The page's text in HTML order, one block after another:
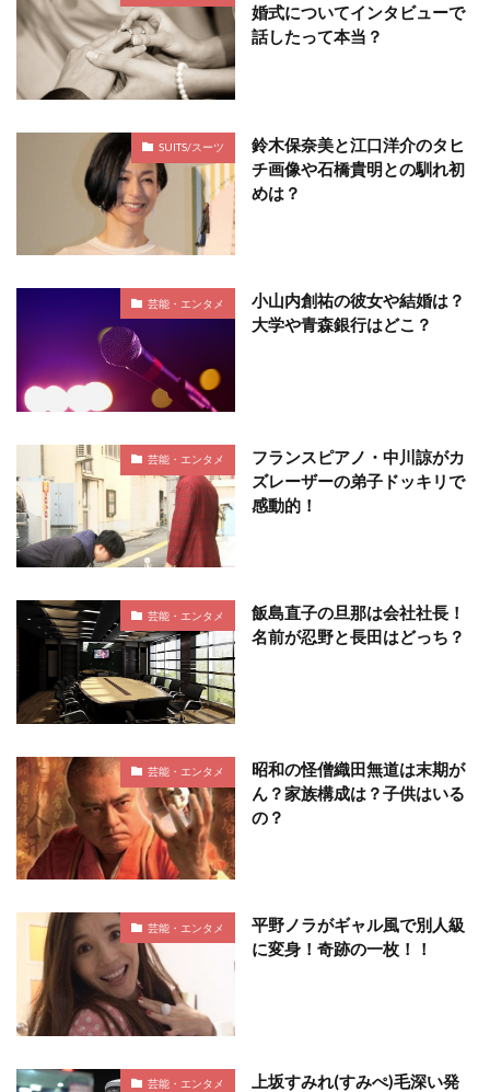
婚式についてインタビューで
話したって本当？
SUITS/スーツ
鈴木保奈美と江口洋介のタヒ
チ画像や石橋貴明との馴れ初
めは？
芸能・エンタメ
小山内創祐の彼女や結婚は？
大学や青森銀行はどこ？
芸能・エンタメ
フランスピアノ・中川諒がカ
ズレーザーの弟子ドッキリで
感動的！
芸能・エンタメ
飯島直子の旦那は会社社長！
名前が忍野と長田はどっち？
芸能・エンタメ
昭和の怪僧織田無道は末期が
ん？家族構成は？子供はいる
の？
芸能・エンタメ
平野ノラがギャル風で別人級
に変身！奇跡の一枚！！
芸能・エンタメ
上坂すみれ(すみぺ)毛深い発